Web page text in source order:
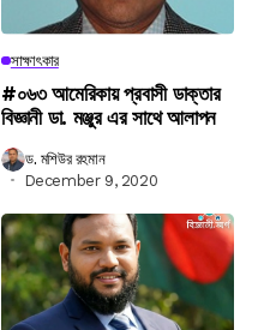
সাক্ষাৎকার
#০৬৩ আমেরিকায় প্রবাসী ডাক্তার
বিজ্ঞানী ডা. মঞ্জুর এর সাথে আলাপন
ড. মশিউর রহমান
December 9, 2020